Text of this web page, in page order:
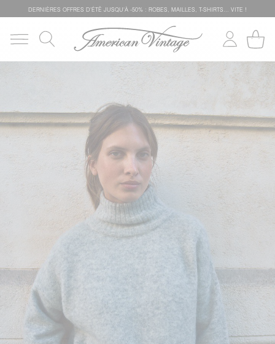
DERNIÈRES OFFRES D'ÉTÊ JUSQU'À -50% : ROBES, MAILLES, T-SHIRTS... VITE !